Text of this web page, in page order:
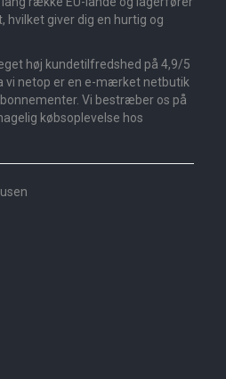
giver dig en hurtig og
høj kundetilfredshed på 4,9/5
vi netop er en e-mærket netbutik
Vi bestræber os på
købsoplevelse hos